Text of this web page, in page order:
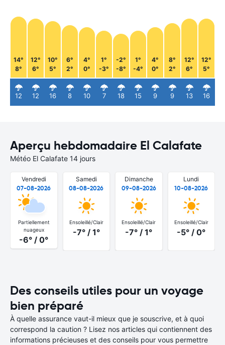
14°
8°
12
12°
6°
12
10°
5°
16
6°
2°
8
4°
0°
10
1°
-3°
7
-2°
-8°
18
1°
-4°
15
4°
0°
9
8°
2°
9
12°
6°
13
12°
5°
16
Aperçu hebdomadaire El Calafate
Météo El Calafate 14 jours
Vendredi
07-08-2026
Partiellement
nuageux
-6° / 0°
Samedi
08-08-2026
Ensoleillé/Clair
-7° / 1°
Dimanche
09-08-2026
Ensoleillé/Clair
-7° / 1°
Lundi
10-08-2026
Ensoleillé/Clair
-5° / 0°
Des conseils utiles pour un voyage
bien préparé
À quelle assurance vaut-il mieux que je souscrive, et à quoi
correspond la caution ? Lisez nos articles qui contiennent des
informations précieuses et des conseils pour vous permettre